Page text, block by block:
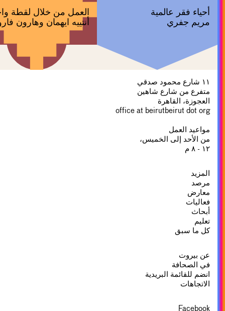
أحياء فقر عالمية
مريم جفري
العمل من خلال لقطة
أنتييه ايهمان وهارون
١١ شارع محمود صدقي
متفرع من شارع شاهين
العجوزة، القاهرة
office at beirutbeirut dot org
مواعيد العمل
من الأحد إلى الخميس،
١٢ - ٨ م
المزيد
مرصد
معارض
فعاليات
أبحاث
تعليم
كل ما سبق
عن بيروت
في الصحافة
انضم للقائمة البريدية
الاتجاهات
Facebook